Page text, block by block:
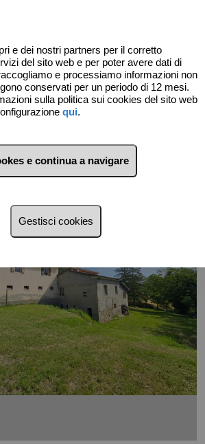
e dei nostri partners per il corretto
del sito web e per poter avere dati di
e processiamo informazioni non
conservati per un periodo di 12 mesi.
sulla politica sui cookies del sito web
qui.
e continua a navigare
Gestisci cookies